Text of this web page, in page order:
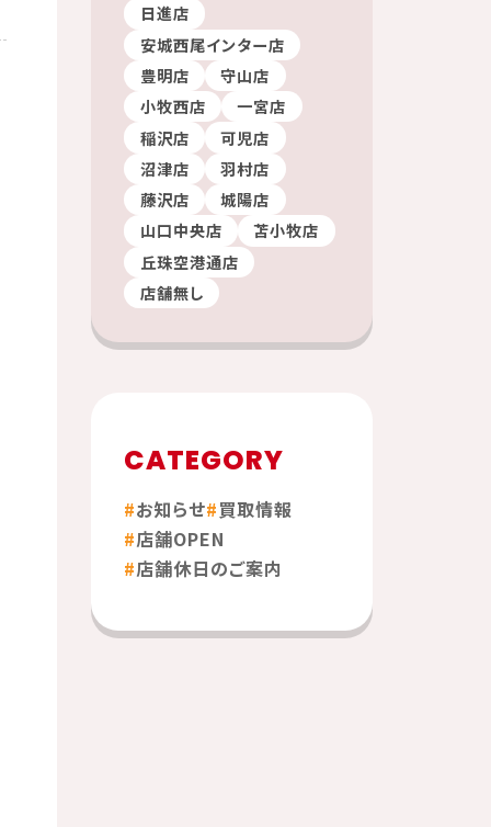
日進店
安城西尾インター店
豊明店
守山店
小牧西店
一宮店
稲沢店
可児店
沼津店
羽村店
藤沢店
城陽店
山口中央店
苫小牧店
丘珠空港通店
店舗無し
CATEGORY
お知らせ 買取情報
店舗OPEN
店舗休日のご案内